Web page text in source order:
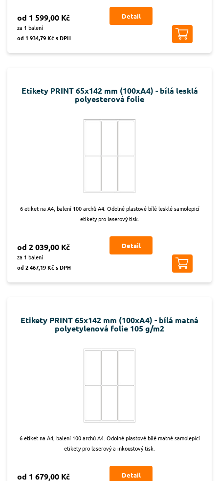
od 1 599,00 Kč
za 1 balení
od 1 934,79 Kč s DPH
Detail
Etikety PRINT 65x142 mm (100xA4) - bílá lesklá
polyesterová folie
6 etiket na A4, balení 100 archů A4. Odolné plastové bílé lesklé samolepicí
etikety pro laserový tisk.
od 2 039,00 Kč
za 1 balení
od 2 467,19 Kč s DPH
Detail
Etikety PRINT 65x142 mm (100xA4) - bílá matná
polyetylenová folie 105 g/m2
6 etiket na A4, balení 100 archů A4. Odolné plastové bílé matné samolepicí
etikety pro laserový a inkoustový tisk.
od 1 679,00 Kč Detail